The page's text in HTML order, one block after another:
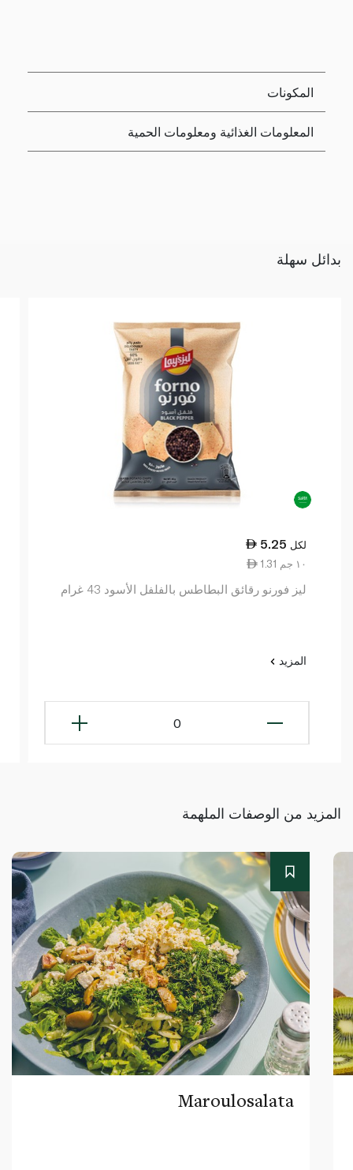
المكونات
المعلومات الغذائية ومعلومات الحمية
بدائل سهلة
5.25 لكل
1.31 ١٠ جم
ليز فورنو رقائق البطاطس بالفلفل الأسود 43 غرام
المزيد
0
المزيد من الوصفات الملهمة
Maroulosalata